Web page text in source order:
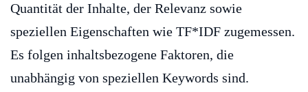
Quantität der Inhalte, der Relevanz sowie
speziellen Eigenschaften wie TF*IDF zugemessen.
Es folgen inhaltsbezogene Faktoren, die
unabhängig von speziellen Keywords sind.